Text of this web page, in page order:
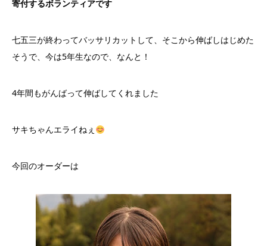
寄付するボランティアです
七五三が終わってバッサリカットして、そこから伸ばしはじめた
そうで、今は5年生なので、なんと！
4年間もがんばって伸ばしてくれました
サキちゃんエライねぇ
今回のオーダーは